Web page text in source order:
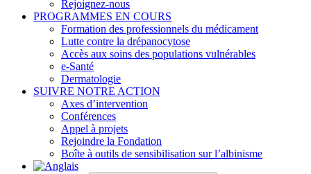
Rejoignez-nous
PROGRAMMES EN COURS
Formation des professionnels du médicament
Lutte contre la drépanocytose
Accès aux soins des populations vulnérables
e-Santé
Dermatologie
SUIVRE NOTRE ACTION
Axes d’intervention
Conférences
Appel à projets
Rejoindre la Fondation
Boîte à outils de sensibilisation sur l’albinisme